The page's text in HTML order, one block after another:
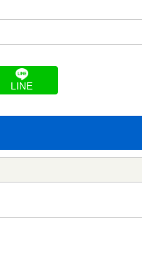
LINE